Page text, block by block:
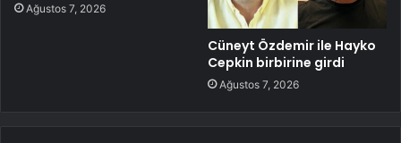
Ağustos 7, 2026
Cüneyt Özdemir ile Hayko
Cepkin birbirine girdi
Ağustos 7, 2026